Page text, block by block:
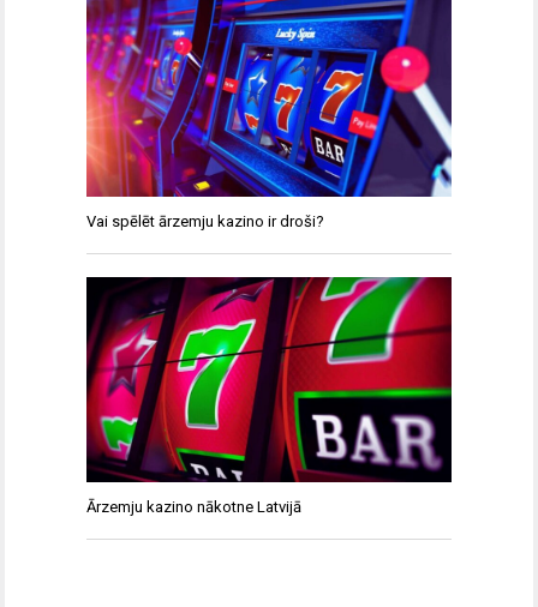
Vai spēlēt ārzemju kazino ir droši?
Ārzemju kazino nākotne Latvijā